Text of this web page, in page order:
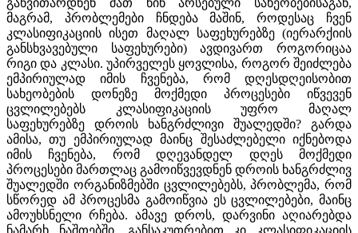
მაგრამ, პრობლემები ჩნდება მაშინ, როდესაც ჩვენ
კლასიფიკაციის ისეთ მაღალ საფეხურებზე (იერარქიის
განსხვავებული საფეხურები) ავდივართ როგორიცაა
რიგი და კლასი. უპირველეს ყოვლისა, როგორ შეიძლება
ემპირიულად იმის ჩვენება, რომ დღესდღეისობით
სახეობების დონეზე მოქმედი პროცესები იწვევენ
ცვლილებებს კლასიფიკაციის უფრო მაღალ
საფეხურებზე დროის ხანგრძლივი შუალედში? გარდა
ამისა, თუ ემპირიულად მაინც შესაძლებელი იქნებოდა
იმის ჩვენება, რომ დღევანდელ დღეს მოქმედი
პროცესები მართლაც გამოიწვევდნენ დროის ხანგრძლივ
შუალედში ორგანიზმებში ცვლილებებს, პრობლემა, რომ
სწორედ ამ პროცესმა გამოიწვია ეს ცვლილებები, მაინც
ამოუხსნელი რჩება. ამავე დროს, დარვინი აღიარებდა
ნამარხ ნაშთებში, განსაკუთრებით კი კლასიფიკაციის